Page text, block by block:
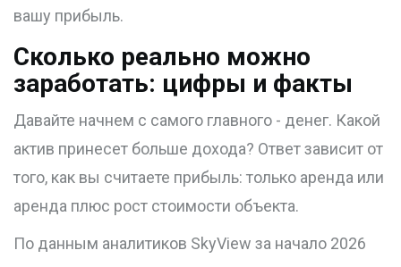
вашу прибыль.
Сколько реально можно
заработать: цифры и факты
Давайте начнем с самого главного - денег. Какой
актив принесет больше дохода? Ответ зависит от
того, как вы считаете прибыль: только аренда или
аренда плюс рост стоимости объекта.
По данным аналитиков SkyView за начало 2026